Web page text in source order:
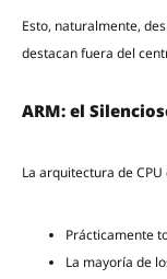
Esto, naturalmente,
destacan fuera del
ARM: el
La arquitectura de
Prácticamente
La mayoría de